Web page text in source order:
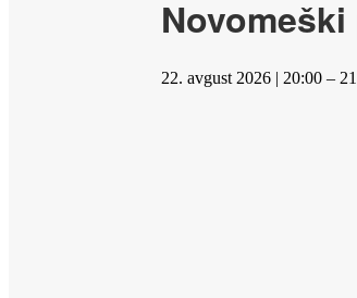
22. avgust 2026 | 20:00 –